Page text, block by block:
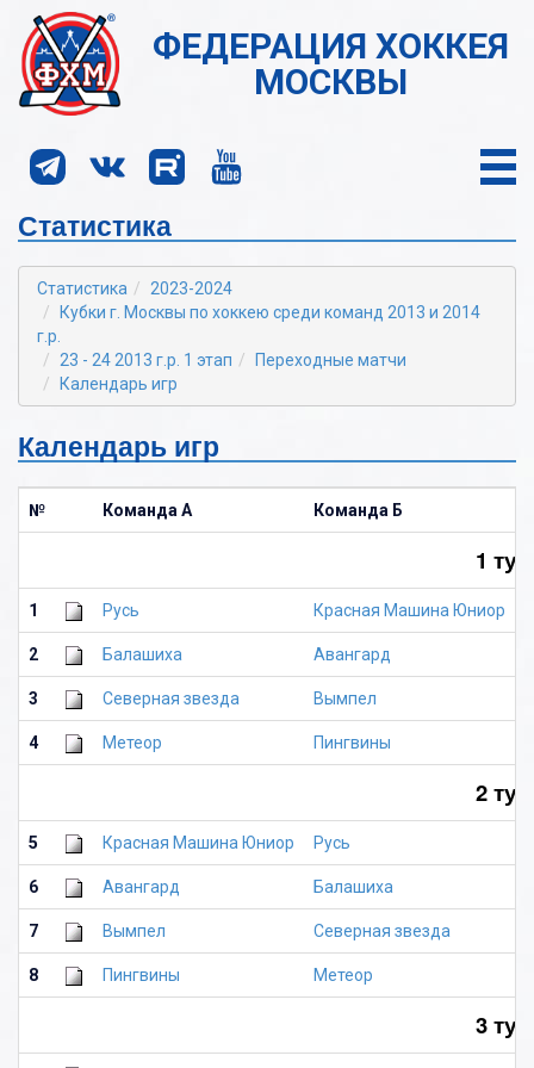
ФЕДЕРАЦИЯ ХОККЕЯ
МОСКВЫ
Статистика
Статистика
2023-2024
Кубки г. Москвы по хоккею среди команд 2013 и 2014
г.р.
23 - 24 2013 г.р. 1 этап
Переходные матчи
Календарь игр
Календарь игр
№ Команда А Команда Б
1 тур
1 Русь Красная Машина Юниор
2 Балашиха Авангард
3 Северная звезда Вымпел
4 Метеор Пингвины
2 тур
5 Красная Машина Юниор Русь
6 Авангард Балашиха
7 Вымпел Северная звезда
8 Пингвины Метеор
3 тур